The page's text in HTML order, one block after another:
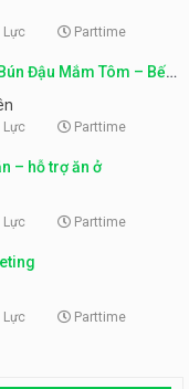
Parttime
Đậu Mắm Tôm – Bếp
Parttime
– hỗ trợ ăn ở
Parttime
Parttime